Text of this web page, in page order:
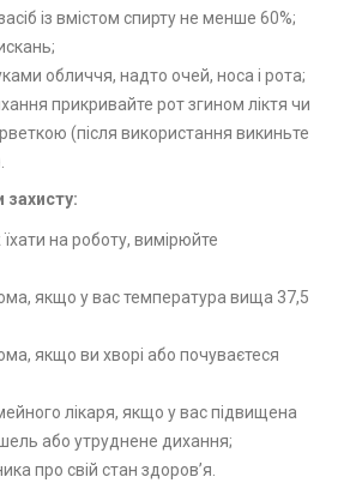
із вмістом спирту не менше 60%;
обличчя, надто очей, носа і рота;
прикривайте рот згином ліктя чи
(після використання викиньте
захисту:
на роботу, вимірюйте
якщо у вас температура вища 37,5
якщо ви хворі або почуваєтеся
лікаря, якщо у вас підвищена
або утруднене дихання;
про свій стан здоров’я.